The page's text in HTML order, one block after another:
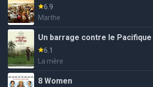
6.9
Marthe
Un barrage contre le Pacifique
6.1
La mère
8 Women